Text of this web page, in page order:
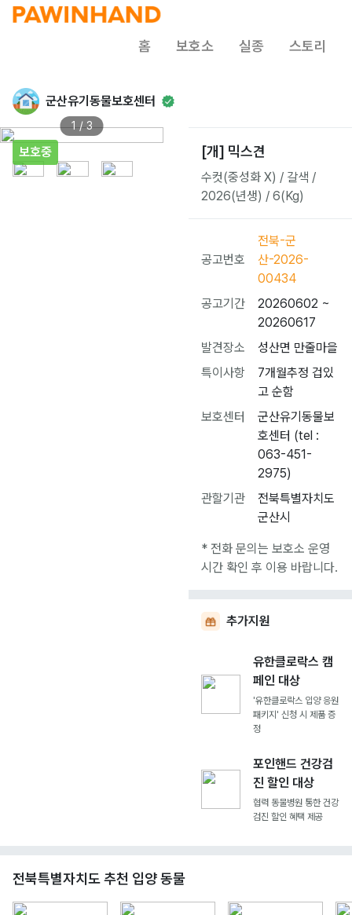
홈 보호소 실종 스토리
군산유기동물보호센터
보호중
1 / 3
[개] 믹스견
수컷(중성화 X) / 갈색 /
2026(년생) / 6(Kg)
공고번호
전북-군
산-2026-
00434
공고기간
20260602 ~
20260617
발견장소
성산면 만줄마을
특이사항
7개월추정 겁있
고 순함
보호센터
군산유기동물보
호센터 (tel :
063-451-
2975)
관할기관
전북특별자치도
군산시
* 전화 문의는 보호소 운영
시간 확인 후 이용 바랍니다.
추가지원
유한클로락스 캠
페인 대상
'유한클로락스 입양 응원
패키지' 신청 시 제품 증
정
포인핸드 건강검
진 할인 대상
협력 동물병원 통한 건강
검진 할인 혜택 제공
전북특별자치도 추천 입양 동물